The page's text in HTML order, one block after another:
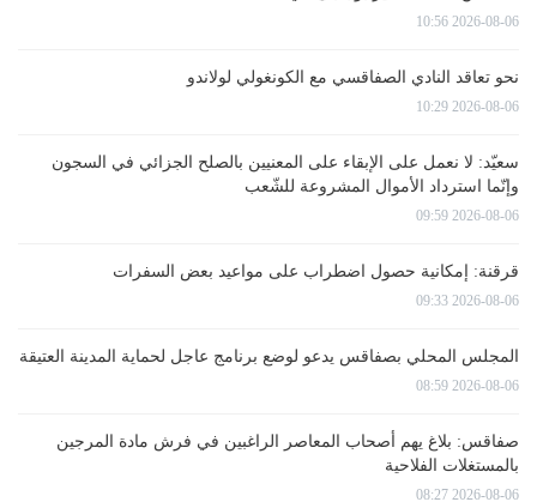
2026-08-06 10:56
نحو تعاقد النادي الصفاقسي مع الكونغولي لولاندو
2026-08-06 10:29
سعيّد: لا نعمل على الإبقاء على المعنيين بالصلح الجزائي في السجون
وإنّما استرداد الأموال المشروعة للشّعب
2026-08-06 09:59
قرقنة: إمكانية حصول اضطراب على مواعيد بعض السفرات
2026-08-06 09:33
المجلس المحلي بصفاقس يدعو لوضع برنامج عاجل لحماية المدينة العتيقة
2026-08-06 08:59
صفاقس: بلاغ يهم أصحاب المعاصر الراغبين في فرش مادة المرجين
بالمستغلات الفلاحية
2026-08-06 08:27